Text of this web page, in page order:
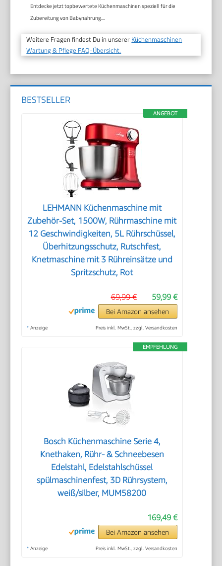
Entdecke jetzt topbewertete Küchenmaschinen speziell für die
Zubereitung von Babynahrung....
Weitere Fragen findest Du in unserer Küchenmaschinen
Wartung & Pflege FAQ-Übersicht.
BESTSELLER
ANGEBOT
LEHMANN Küchenmaschine mit
Zubehör-Set, 1500W, Rührmaschine mit
12 Geschwindigkeiten, 5L Rührschüssel,
Überhitzungsschutz, Rutschfest,
Knetmaschine mit 3 Rühreinsätze und
Spritzschutz, Rot
59,99 €
69,99 €
Bei Amazon ansehen
* Anzeige Preis inkl. MwSt., zzgl. Versandkosten
EMPFEHLUNG
Bosch Küchenmaschine Serie 4,
Knethaken, Rühr- & Schneebesen
Edelstahl, Edelstahlschüssel
spülmaschinenfest, 3D Rührsystem,
weiß/silber, MUM58200
169,49 €
Bei Amazon ansehen
* Anzeige Preis inkl. MwSt., zzgl. Versandkosten